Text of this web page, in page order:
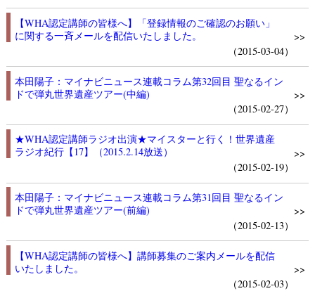
【WHA認定講師の皆様へ】「登録情報のご確認のお願い」
に関する一斉メールを配信いたしました。
（2015-03-04）
>>
本田陽子：マイナビニュース連載コラム第32回目 聖なるイン
ドで弾丸世界遺産ツアー(中編)
（2015-02-27）
>>
★WHA認定講師ラジオ出演★マイスターと行く！世界遺産
ラジオ紀行【17】（2015.2.14放送）
（2015-02-19）
>>
本田陽子：マイナビニュース連載コラム第31回目 聖なるイン
ドで弾丸世界遺産ツアー(前編)
（2015-02-13）
>>
【WHA認定講師の皆様へ】講師募集のご案内メールを配信
いたしました。
（2015-02-03）
>>